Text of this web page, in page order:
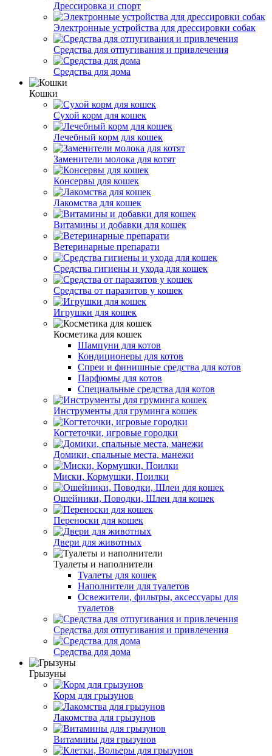
Дрессировка и спорт
Электронные устройства для дрессировки собак
Средства для отпугивания и привлечения
Средства для дома
Кошки
Сухой корм для кошек
Лечебный корм для кошек
Заменители молока для котят
Консервы для кошек
Лакомства для кошек
Витамины и добавки для кошек
Ветеринарные препарати
Средства гигиены и ухода для кошек
Средства от паразитов у кошек
Игрушки для кошек
Косметика для кошек
Шампуни для котов
Кондиционеры для котов
Спреи и финишные средства для котов
Парфюмы для котов
Специальные средства для котов
Инструменты для груминга кошек
Когтеточки, игровые городки
Домики, спальные места, манежи
Миски, Кормушки, Поилки
Ошейники, Поводки, Шлеи для кошек
Переноски для кошек
Двери для животных
Туалеты и наполнители
Туалеты для кошек
Наполнители для туалетов
Освежители, фильтры, аксессуары для
туалетов
Средства для отпугивания и привлечения
Средства для дома
Грызуны
Корм для грызунов
Лакомства для грызунов
Витамины для грызунов